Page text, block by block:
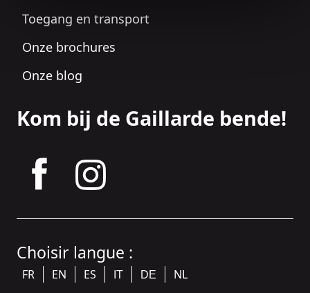
Toegang en transport
Onze brochures
Onze blog
Kom bij de Gaillarde bende!
Choisir langue :
FR EN ES IT DE NL